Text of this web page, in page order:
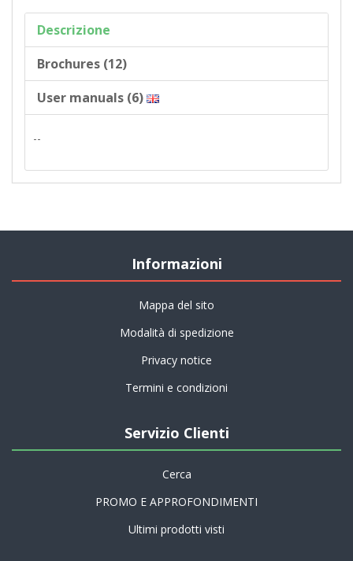
Descrizione
Brochures (12)
User manuals (6)
--
Informazioni
Mappa del sito
Modalità di spedizione
Privacy notice
Termini e condizioni
Servizio Clienti
Cerca
PROMO E APPROFONDIMENTI
Ultimi prodotti visti